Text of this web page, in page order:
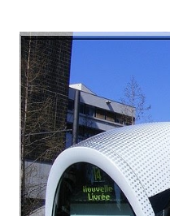
donc tout naturellement que
de Saint-Marc afin de